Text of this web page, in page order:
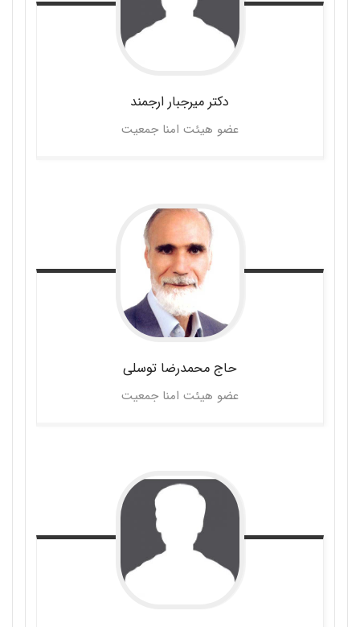
دکتر میرجبار ارجمند
عضو هیئت امنا جمعیت
حاج محمدرضا توسلی
عضو هیئت امنا جمعیت